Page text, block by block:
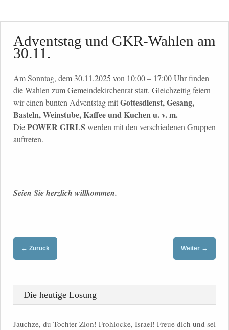
Adventstag und GKR-Wahlen am
30.11.
Am Sonntag, dem 30.11.2025 von 10:00 – 17:00 Uhr finden
die Wahlen zum Gemeindekirchenrat statt. Gleichzeitig feiern
wir einen bunten Adventstag mitGottesdienst, Gesang,
Basteln, Weinstube, Kaffee und Kuchen u. v. m.
DiePOWER GIRLS werden mit den verschiedenen Gruppen
auftreten.
Seien Sie herzlich willkommen.
← Zurück Weiter →
Die heutige Losung
Jauchze, du Tochter Zion! Frohlocke, Israel! Freue dich und sei